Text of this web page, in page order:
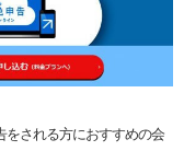
される方におすすめの会